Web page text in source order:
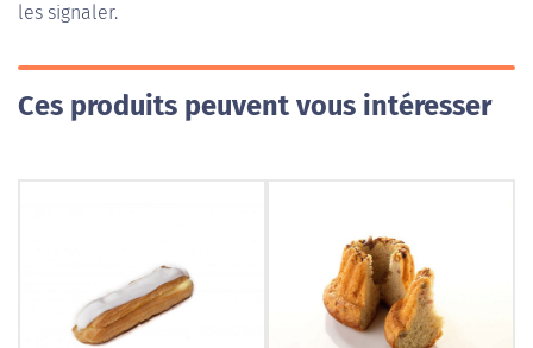
les signaler.
Ces produits peuvent vous intéresser